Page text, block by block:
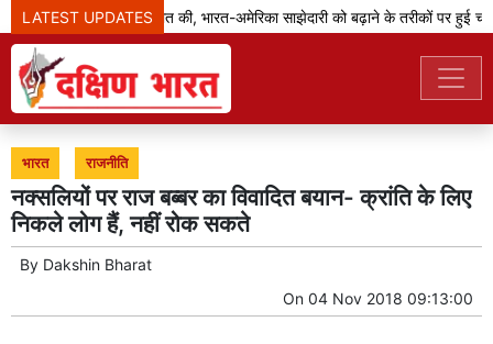
LATEST UPDATES
जेडी वेंस ने मोदी से बात की, भारत-अमेरिका साझेदारी को बढ़ाने के तरीकों पर हुई चर्चा
भारत राजनीति
नक्सलियों पर राज बब्बर का विवादित बयान- क्रांति के लिए
निकले लोग हैं, नहीं रोक सकते
By Dakshin Bharat
On 04 Nov 2018 09:13:00